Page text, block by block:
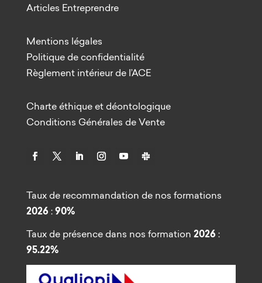
Articles Entreprendre
Mentions légales
Politique de confidentialité
Règlement intérieur de l’ACE
Charte éthique et déontologique
Conditions Générales de Vente
Taux de recommandation de nos formations
2026 :90%
Taux de présence dans nos formation 2026 :
95.22%